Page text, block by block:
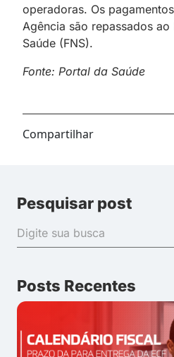
operadoras. Os
Agência são repassados
Saúde (FNS).
Fonte: Portal da Saúde
Compartilhar
Pesquisar post
Posts Recentes